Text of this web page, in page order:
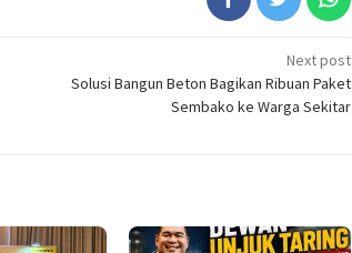
Next post
Solusi Bangun Beton Bagikan Ribuan Paket
Sembako ke Warga Sekitar